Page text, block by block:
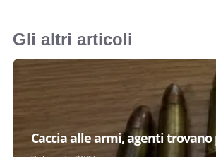
Gli altri articoli
Caccia alle armi, agenti